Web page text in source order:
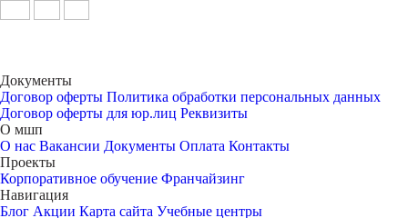
Документы
Договор оферты Политика обработки персональных данных
Договор оферты для юр.лиц Реквизиты
О мшп
О нас Вакансии Документы Оплата Контакты
Проекты
Корпоративное обучение Франчайзинг
Навигация
Блог Акции Карта сайта Учебные центры